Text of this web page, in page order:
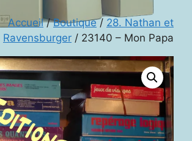
Accueil/Boutique/ 28. Nathan et
Ravensburger / 23140 – Mon Papa